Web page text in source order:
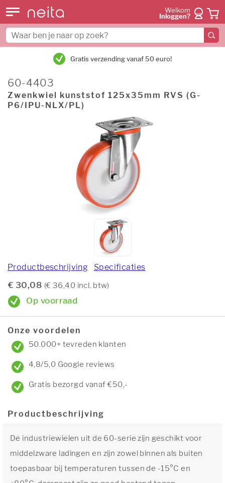
Welkom
Inloggen?
Gratis verzending vanaf 50 euro!
60-4403
Zwenkwiel kunststof 125x35mm RVS (G-
P6/IPU-NLX/PL)
Productbeschrijving Specificaties
€ 30,08 (€ 36,40 incl. btw)
Op voorraad
Onze voordelen
50.000+ tevreden klanten
4,8/5,0 Google reviews
Gratis bezorgd vanaf €50,-
Productbeschrijving
De industriewielen uit de 60-serie zijn geschikt voor
middelzware ladingen en zijn zowel binnen als buiten
toepasbaar bij temperaturen tussen de -15°C en